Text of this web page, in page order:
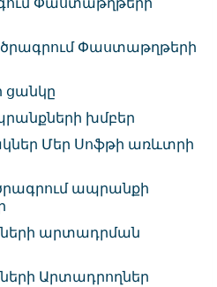
Փաստաթղթերի
ցանկը
խմբեր
Մեր Սոֆթի առևտրի
ապրանքի
արտադրման
Արտադրողներ